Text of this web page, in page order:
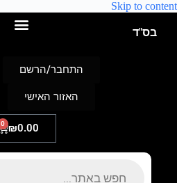
Skip to content
בס"ד
₪0.00
0
התחבר/הרשם
האזור האישי